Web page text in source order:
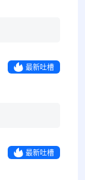
最新吐槽
最新吐槽